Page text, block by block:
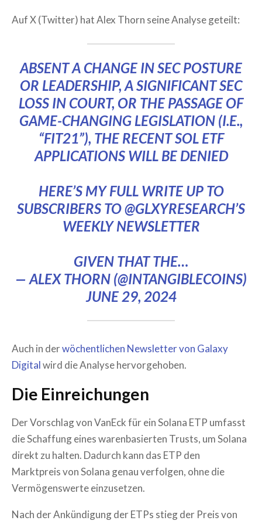
Auf X (Twitter) hat Alex Thorn seine Analyse geteilt:
ABSENT A CHANGE IN SEC POSTURE
OR LEADERSHIP, A SIGNIFICANT SEC
LOSS IN COURT, OR THE PASSAGE OF
GAME-CHANGING LEGISLATION (I.E.,
“FIT21”), THE RECENT SOL ETF
APPLICATIONS WILL BE DENIED
HERE’S MY FULL WRITE UP TO
SUBSCRIBERS TO@GLXYRESEARCH’S
WEEKLY NEWSLETTER
GIVEN THAT THE…
— ALEX THORN (@INTANGIBLECOINS)
JUNE 29, 2024
Auch in derwöchentlichen Newsletter von Galaxy
Digitalwird die Analyse hervorgehoben.
Die Einreichungen
Der Vorschlag von VanEck für ein Solana ETP umfasst
die Schaffung eines warenbasierten Trusts, um Solana
direkt zu halten. Dadurch kann das ETP den
Marktpreis von Solana genau verfolgen, ohne die
Vermögenswerte einzusetzen.
Nach der Ankündigung der ETPs stieg der Preis von